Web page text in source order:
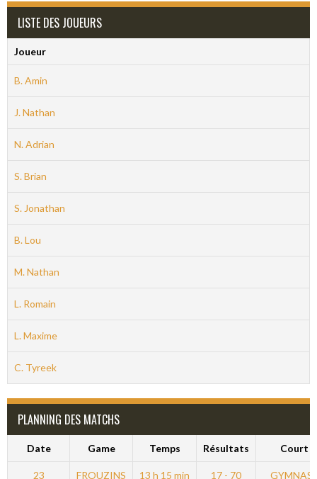
LISTE DES JOUEURS
Joueur
B. Amin
J. Nathan
N. Adrian
S. Brian
S. Jonathan
B. Lou
M. Nathan
L. Romain
L. Maxime
C. Tyreek
PLANNING DES MATCHS
Date Game Temps Résultats Court
23 FROUZINS 13 h 15 min 17 - 70